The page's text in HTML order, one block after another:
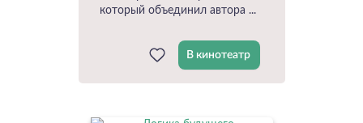
который объединил автора ...
В кинотеатр